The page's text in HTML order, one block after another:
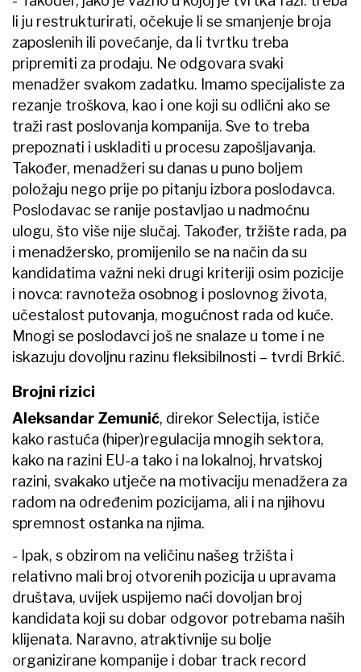
li ju restrukturirati, očekuje li se smanjenje broja
zaposlenih ili povećanje, da li tvrtku treba
pripremiti za prodaju. Ne odgovara svaki
menadžer svakom zadatku. Imamo specijaliste za
rezanje troškova, kao i one koji su odlični ako se
traži rast poslovanja kompanija. Sve to treba
prepoznati i uskladiti u procesu zapošljavanja.
Također, menadžeri su danas u puno boljem
položaju nego prije po pitanju izbora poslodavca.
Poslodavac se ranije postavljao u nadmoćnu
ulogu, što više nije slučaj. Također, tržište rada, pa
i menadžersko, promijenilo se na način da su
kandidatima važni neki drugi kriteriji osim pozicije
i novca: ravnoteža osobnog i poslovnog života,
učestalost putovanja, mogućnost rada od kuće.
Mnogi se poslodavci još ne snalaze u tome i ne
iskazuju dovoljnu razinu fleksibilnosti – tvrdi Brkić.
Brojni rizici
Aleksandar Zemunić, direkor Selectija, ističe
kako rastuća (hiper)regulacija mnogih sektora,
kako na razini EU-a tako i na lokalnoj, hrvatskoj
razini, svakako utječe na motivaciju menadžera za
radom na određenim pozicijama, ali i na njihovu
spremnost ostanka na njima.
- Ipak, s obzirom na veličinu našeg tržišta i
relativno mali broj otvorenih pozicija u upravama
društava, uvijek uspijemo naći dovoljan broj
kandidata koji su dobar odgovor potrebama naših
klijenata. Naravno, atraktivnije su bolje
organizirane kompanije i dobar track record